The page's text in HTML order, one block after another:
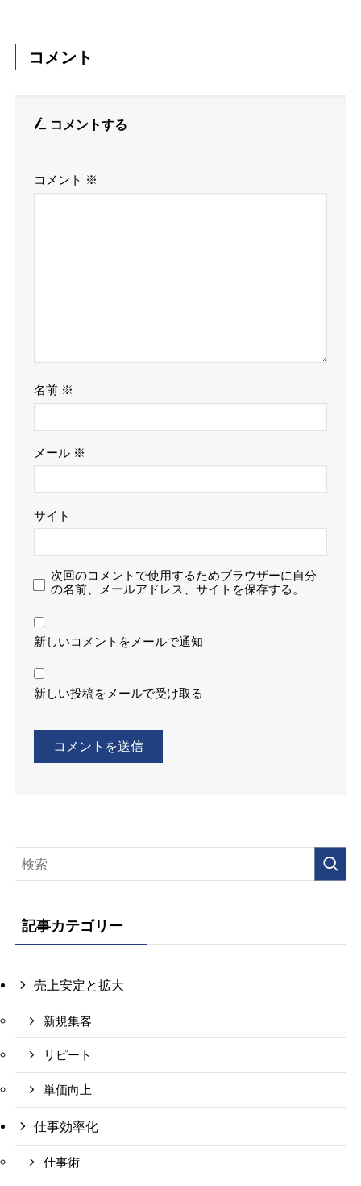
コメント
コメントする
コメント ※
名前 ※
メール ※
サイト
次回のコメントで使用するためブラウザーに自分
の名前、メールアドレス、サイトを保存する。
新しいコメントをメールで通知
新しい投稿をメールで受け取る
記事カテゴリー
売上安定と拡大
新規集客
リピート
単価向上
仕事効率化
仕事術